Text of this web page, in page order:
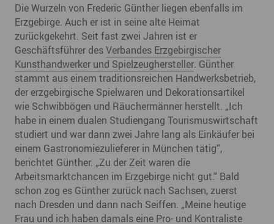
Die Wurzeln von Frederic Günther liegen ebenfalls im
Erzgebirge. Auch er ist in seine alte Heimat
zurückgekehrt. Seit fast zwei Jahren ist er
Geschäftsführer desVerbandes Erzgebirgischer
Kunsthandwerker und Spielzeughersteller. Günther
stammt aus einem traditionsreichen Handwerksbetrieb,
der erzgebirgische Spielwaren und Dekorationsartikel
wie Schwibbögen und Räuchermänner herstellt. „Ich
habe in einem dualen Studiengang Tourismuswirtschaft
studiert und war dann zwei Jahre lang als Einkäufer bei
einem Gastronomiezulieferer in München tätig“,
berichtet Günther. „Zu der Zeit waren die
Arbeitsmarktchancen im Erzgebirge nicht gut.“ Bald
schon zog es Günther zurück nach Sachsen, zuerst
nach Dresden und dann nach Seiffen. „Meine heutige
Frau und ich haben damals eine Pro- und Kontraliste